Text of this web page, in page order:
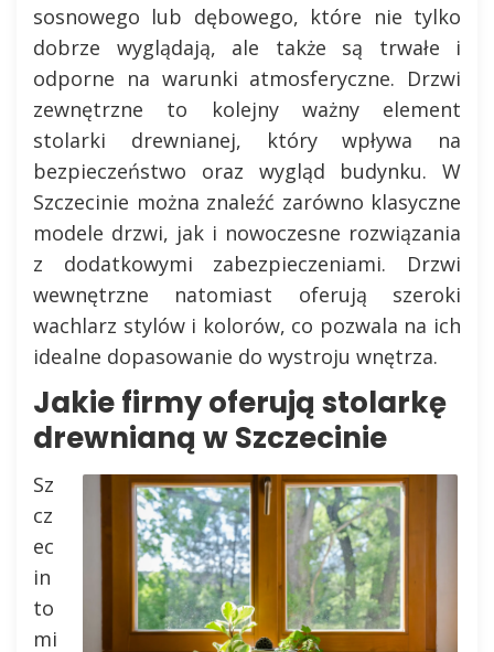
sosnowego lub dębowego, które nie tylko
dobrze wyglądają, ale także są trwałe i
odporne na warunki atmosferyczne. Drzwi
zewnętrzne to kolejny ważny element
stolarki drewnianej, który wpływa na
bezpieczeństwo oraz wygląd budynku. W
Szczecinie można znaleźć zarówno klasyczne
modele drzwi, jak i nowoczesne rozwiązania
z dodatkowymi zabezpieczeniami. Drzwi
wewnętrzne natomiast oferują szeroki
wachlarz stylów i kolorów, co pozwala na ich
idealne dopasowanie do wystroju wnętrza.
Jakie firmy oferują stolarkę
drewnianą w Szczecinie
Sz
cz
ec
in
to
mi